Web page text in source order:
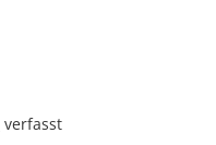
verfasst